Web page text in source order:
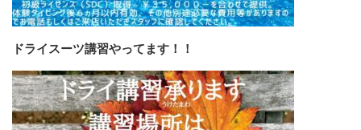
ドライスーツ講習やってます！！